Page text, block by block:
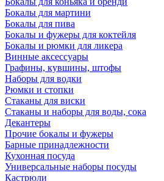
Бокалы для мартини
Бокалы для пива
Бокалы и фужеры для коктейля
Бокалы и рюмки для ликера
Винные аксессуары
Графины, кувшины, штофы
Наборы для водки
Рюмки и стопки
Стаканы для виски
Стаканы и наборы для воды, сока
Декантеры
Прочие бокалы и фужеры
Барные принадлежности
Кухонная посуда
Универсальные наборы посуды
Кастрюли